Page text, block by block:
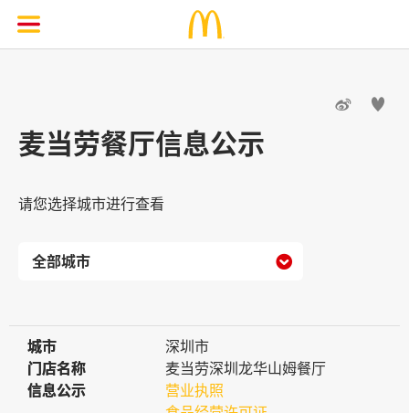
 
麦当劳餐厅信息公示
请您选择城市进行查看

城市
城市
深圳市
门店名称
门店名称
麦当劳深圳龙华山姆餐厅
信息公示
信息公示
营业执照